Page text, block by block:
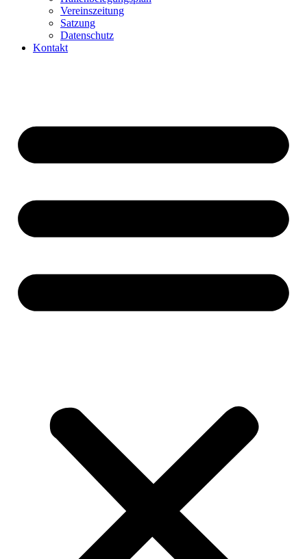
Vereinszeitung
Satzung
Datenschutz
Kontakt